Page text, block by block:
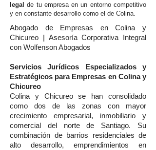
legal de tu empresa en un entorno competitivo
y en constante desarrollo como el de Colina.
Abogado de Empresas en Colina y
Chicureo | Asesoría Corporativa Integral
con Wolfenson Abogados
Servicios Jurídicos Especializados y
Estratégicos para Empresas en Colina y
Chicureo
Colina y Chicureo se han consolidado
como dos de las zonas con mayor
crecimiento empresarial, inmobiliario y
comercial del norte de Santiago. Su
combinación de barrios residenciales de
alto desarrollo, emprendimientos en